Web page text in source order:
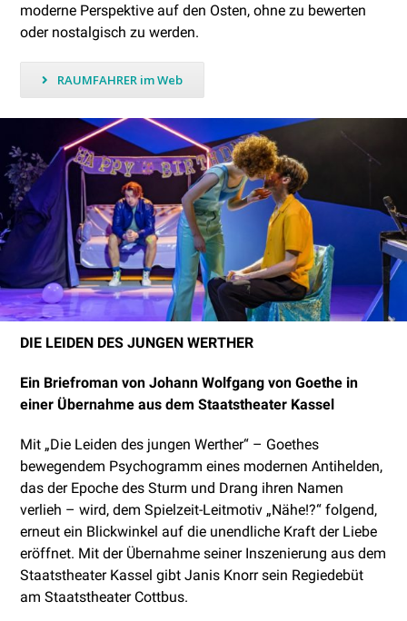
moderne Perspektive auf den Osten, ohne zu bewerten
oder nostalgisch zu werden.
RAUMFAHRER im Web
DIE LEIDEN DES JUNGEN WERTHER
Ein Briefroman von Johann Wolfgang von Goethe in
einer Übernahme aus dem Staatstheater Kassel
Mit „Die Leiden des jungen Werther“ – Goethes
bewegendem Psychogramm eines modernen Antihelden,
das der Epoche des Sturm und Drang ihren Namen
verlieh – wird, dem Spielzeit-Leitmotiv „Nähe!?“ folgend,
erneut ein Blickwinkel auf die unendliche Kraft der Liebe
eröffnet. Mit der Übernahme seiner Inszenierung aus dem
Staatstheater Kassel gibt Janis Knorr sein Regiedebüt
am Staatstheater Cottbus.